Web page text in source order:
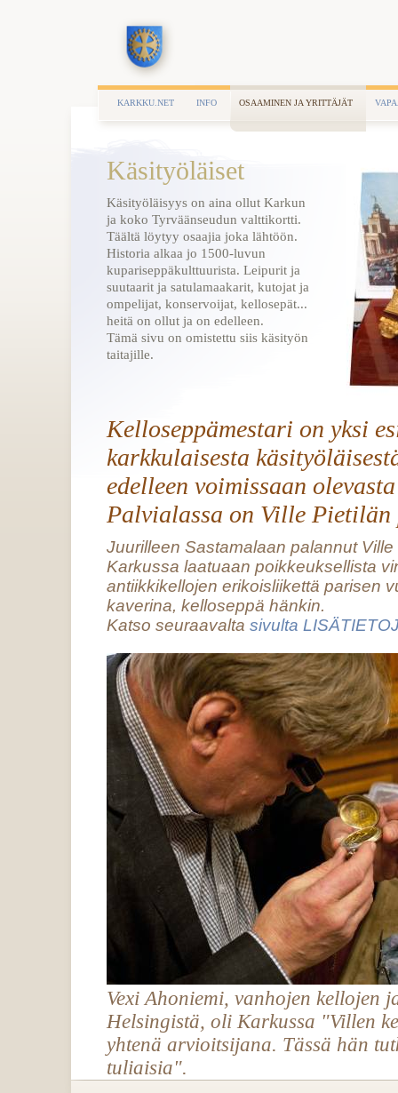
KARKKU.NET INFO OSAAMINEN JA YRITTÄJÄT
Käsityöläiset
Käsityöläisyys on aina ollut Karkun
ja koko Tyrväänseudun valttikortti.
Täältä löytyy osaajia joka lähtöön.
Historia alkaa jo 1500-luvun
kupariseppäkulttuurista. Leipurit ja
suutaarit ja satulamaakarit, kutojat ja
ompelijat, konservoijat, kellosepät...
heitä on ollut ja on edelleen.
Tämä sivu on omistettu siis käsityön
taitajille.
Kelloseppämestari on yksi
karkkulaisesta
edelleen voimissaan
Palvialassa on Ville Pietilän
Juurilleen Sastamalaan palannut
Karkussa laatuaan poikkeuksellista
antiikkikellojen erikoisliikettä parisen
kaverina, kelloseppä hänkin.
Katso seuraavalta sivulta
Vexi Ahoniemi, vanhojen kellojen
Helsingistä, oli Karkussa "Villen
yhtenä arvioitsijana. Tässä hän
tuliaisia".